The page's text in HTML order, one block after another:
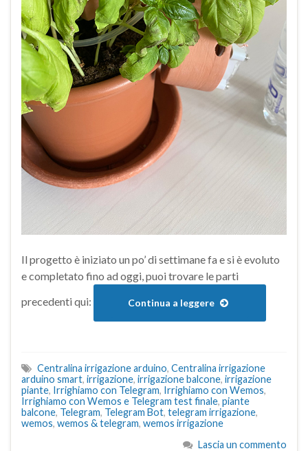
Il progetto è iniziato un po’ di settimane fa e si è evoluto
e completato fino ad oggi, puoi trovare le parti
precedenti qui:
Continua a leggere
Centralina irrigazione arduino, Centralina irrigazione
arduino smart, irrigazione, irrigazione balcone, irrigazione
piante, Irrighiamo con Telegram, Irrighiamo con Wemos,
Irrighiamo con Wemos e Telegram test finale, piante
balcone, Telegram, Telegram Bot, telegram irrigazione,
wemos, wemos & telegram, wemos irrigazione
Lascia un commento